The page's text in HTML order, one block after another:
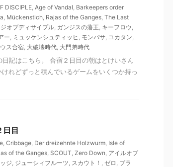
DISCIPLE, Age of Vandal, Barkeepers order
, Mückenstich, Rajas of the Ganges, The Last
オブディサイプル, ガンジスの藩王, キーフロウ,
ー, ミュッケンシュティッヒ , モンバサ, ユカタン,
ス合宿, 大破壊時代, 大門弟時代
記はこちら。 合宿２日目の朝はとけいさん
れどずっと積んでいるゲームをいくつか持っ
目
, Cribbage, Der dreizehnte Holzwurm, Isle of
of the Ganges, SCOUT, Zero Down, アイルオブ
ジ, ジューシィフルーツ, スカウト！ , ゼロ , ブラ